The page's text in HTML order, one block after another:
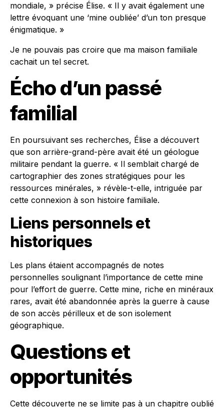
mondiale, » précise Élise. « Il y avait également une
lettre évoquant une ‘mine oubliée’ d’un ton presque
énigmatique. »
Je ne pouvais pas croire que ma maison familiale
cachait un tel secret.
Écho d’un passé
familial
En poursuivant ses recherches, Élise a découvert
que son arrière-grand-père avait été un géologue
militaire pendant la guerre. « Il semblait chargé de
cartographier des zones stratégiques pour les
ressources minérales, » révèle-t-elle, intriguée par
cette connexion à son histoire familiale.
Liens personnels et
historiques
Les plans étaient accompagnés de notes
personnelles soulignant l’importance de cette mine
pour l’effort de guerre. Cette mine, riche en minéraux
rares, avait été abandonnée après la guerre à cause
de son accès périlleux et de son isolement
géographique.
Questions et
opportunités
Cette découverte ne se limite pas à un chapitre oublié